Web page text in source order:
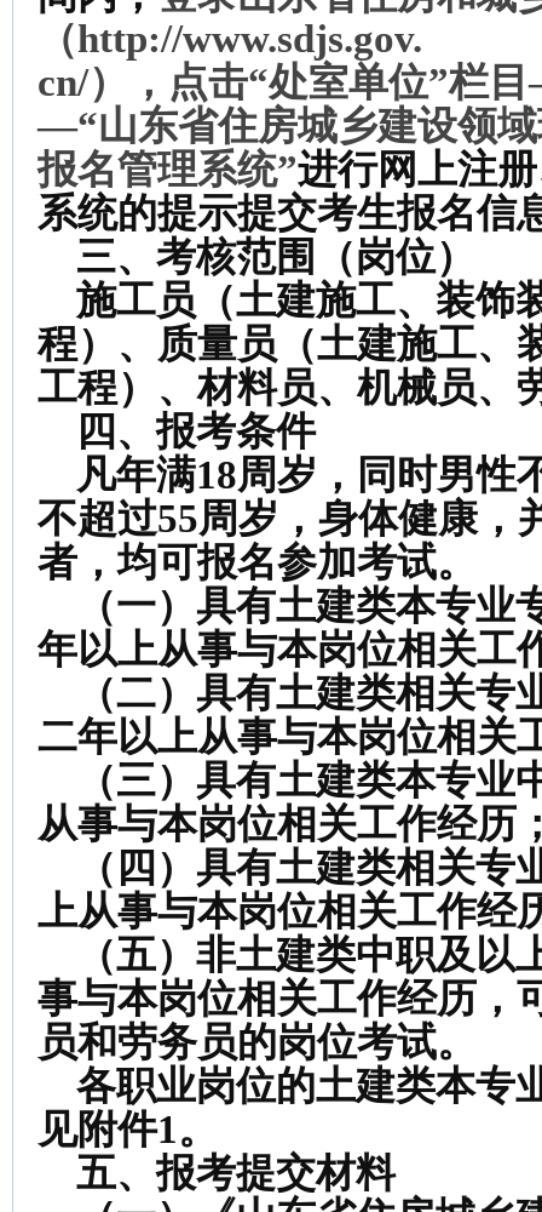
（http://www.sdjs.gov.
cn/），点击“处室单位”栏
—“山东省住房城乡建设领
报名管理系统”进行网上注
系统的提示提交考生报名信
三、考核范围（岗位）
施工员（土建施工、装饰
程）、质量员（土建施工、
工程）、材料员、机械员、
四、报考条件
凡年满18周岁，同时男性
不超过55周岁，身体健康，
者，均可报名参加考试。
（一）具有土建类本专业
年以上从事与本岗位相关工
（二）具有土建类相关专
二年以上从事与本岗位相关
（三）具有土建类本专业
从事与本岗位相关工作经历
（四）具有土建类相关专
上从事与本岗位相关工作经
（五）非土建类中职及以
事与本岗位相关工作经历，
员和劳务员的岗位考试。
各职业岗位的土建类本专
见附件1。
五、报考提交材料